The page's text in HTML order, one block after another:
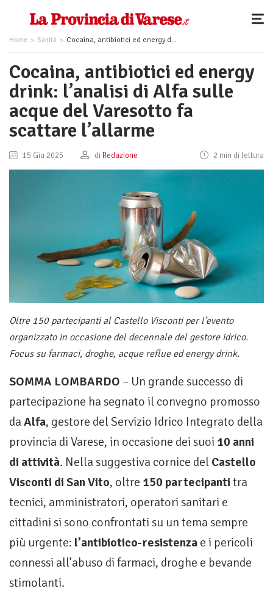
Home Sanità Cocaina, antibiotici ed energy drink: l’analisi di Alfa sulle acque del Varesotto fa scattare l’allarme
Cocaina, antibiotici ed energy
drink: l’analisi di Alfa sulle
acque del Varesotto fa
scattare l’allarme
15 Giu 2025 di Redazione 2 min di lettura
Oltre 150 partecipanti al Castello Visconti per l’evento
organizzato in occasione del decennale del gestore idrico.
Focus su farmaci, droghe, acque reflue ed energy drink.
SOMMA LOMBARDO – Un grande successo di
partecipazione ha segnato il convegno promosso
da Alfa, gestore del Servizio Idrico Integrato della
provincia di Varese, in occasione dei suoi 10 anni
di attività. Nella suggestiva cornice del Castello
Visconti di San Vito, oltre 150 partecipanti tra
tecnici, amministratori, operatori sanitari e
cittadini si sono confrontati su un tema sempre
più urgente: l’antibiotico-resistenza e i pericoli
connessi all’abuso di farmaci, droghe e bevande
stimolanti.